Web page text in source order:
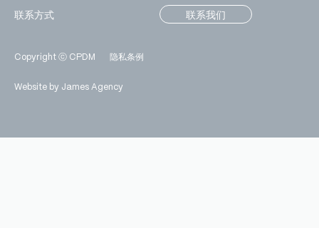
联系方式 联系我们
Copyright ⓒ CPDM 隐私条例
Website by James Agency